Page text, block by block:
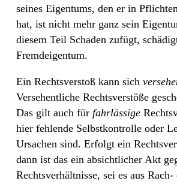
seines Eigentums, den er in
hat, ist nicht mehr ganz sein
diesem Teil Schaden zufügt,
Fremdeigentum.
Ein Rechtsverstoß kann sich
Versehentliche Rechtsverstöße
Das gilt auch für fahrlässige
hier fehlende Selbstkontrolle oder
Ursachen sind. Erfolgt ein
dann ist das ein absichtlicher Akt
Rechtsverhältnisse, sei es aus Rach-